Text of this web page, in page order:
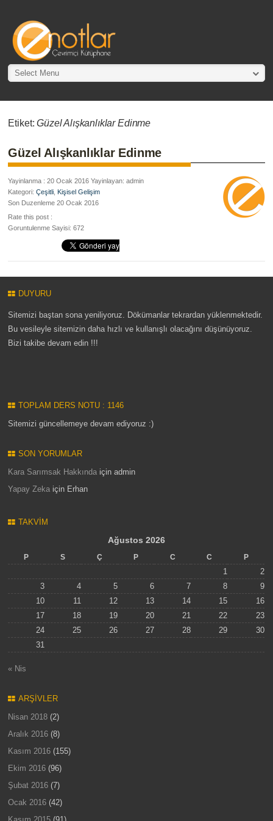
Select Menu
Etiket:Güzel Alışkanlıklar Edinme
Güzel Alışkanlıklar Edinme
Yayinlanma : 20 Ocak 2016 Yayinlayan: admin
Kategori:Çeşitli Kişisel Gelişim
Son Duzenleme 20 Ocak 2016
Rate this post :
Goruntulenme Sayisi: 672
DUYURU
Sitemizi baştan sona yeniliyoruz. Dökümanlar tekrardan yüklenmektedir.
Bu vesileyle sitemizin daha hızlı ve kullanışlı olacağını düşünüyoruz.
Bizi takibe devam edin !!!
TOPLAM DERS NOTU : 1146
Sitemizi güncellemeye devam ediyoruz :)
SON YORUMLAR
Kara Sarımsak Hakkında içinadmin
Yapay Zeka için Erhan
TAKVIM
Ağustos 2026
P S Ç P C C P
1
2
3
4 5 6 7 8
9
10
11 12 13 14 15
16
17
18 19 20 21 22
23
24
25 26 27 28 29
30
31
« Nis
ARŞIVLER
Nisan 2018 (2)
Aralık 2016 (8)
Kasım 2016 (155)
Ekim 2016 (96)
Şubat 2016 (7)
Ocak 2016 (42)